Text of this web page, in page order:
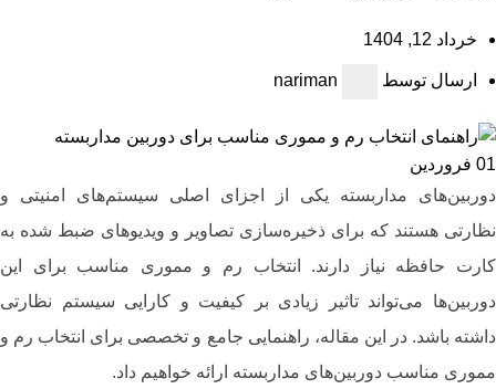
خرداد 12, 1404
ارسال توسط nariman
01 فروردین
دوربین‌های مداربسته یکی از اجزای اصلی سیستم‌های امنیتی و
نظارتی هستند که برای ذخیره‌سازی تصاویر و ویدیوهای ضبط ‌شده به
کارت حافظه نیاز دارند. انتخاب رم و مموری مناسب برای این
دوربین‌ها می‌تواند تاثیر زیادی بر کیفیت و کارایی سیستم نظارتی
داشته باشد. در این مقاله، راهنمایی جامع و تخصصی برای انتخاب رم و
مموری مناسب دوربین‌های مداربسته ارائه خواهیم داد.